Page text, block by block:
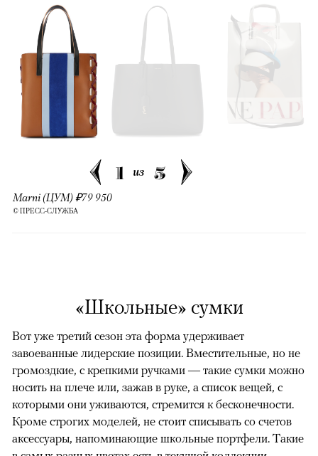
1 из 5
Marni (ЦУМ) ₽79 950
© ПРЕСС-СЛУЖБА
«Школьные» сумки
Вот уже третий сезон эта форма удерживает
завоеванные лидерские позиции. Вместительные, но не
громоздкие, с крепкими ручками — такие сумки можно
носить на плече или, зажав в руке, а список вещей, с
которыми они уживаются, стремится к бесконечности.
Кроме строгих моделей, не стоит списывать со счетов
аксессуары, напоминающие школьные портфели. Такие